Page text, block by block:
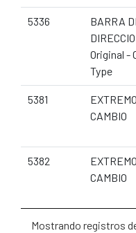
5336
BARRA
Original -
Type
5381
CAMBIO
5382
CAMBIO
Mostrando registros